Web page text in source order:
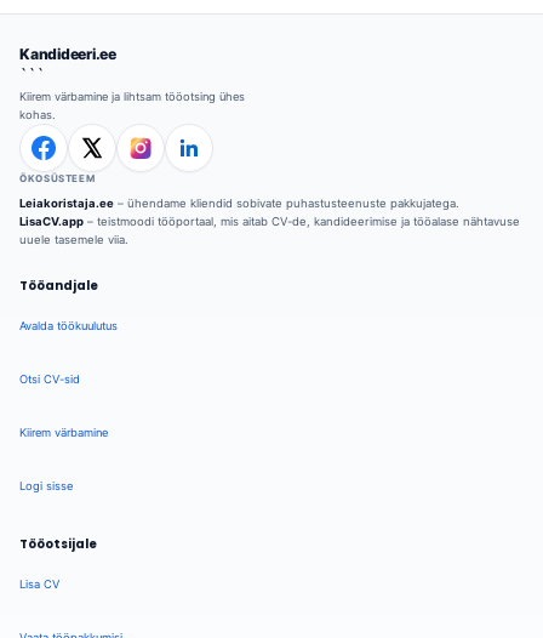
Kandideeri.ee
```
Kiirem värbamine ja lihtsam tööotsing ühes
kohas.
ÖKOSÜSTEEM
Leiakoristaja.ee – ühendame kliendid sobivate puhastusteenuste pakkujatega.
LisaCV.app – teistmoodi tööportaal, mis aitab CV-de, kandideerimise ja tööalase nähtavuse
uuele tasemele viia.
Tööandjale
Avalda töökuulutus
Otsi CV-sid
Kiirem värbamine
Logi sisse
Tööotsijale
Lisa CV